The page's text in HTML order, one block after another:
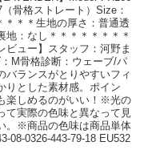
骨格ストレート）Size：
＊＊＊生地の厚さ：普通透
地：なし＊＊＊＊＊＊＊＊
ビュー】スタッフ：河野ま
M骨格診断：ウェーブ/パ
バランスがとりやすいフィ
りとした素材感。ポイン
楽しめるのがいい！※光の
て実際の色味と異なって見
。※商品の色味は商品単体
08-0326-443-79-18 EU532